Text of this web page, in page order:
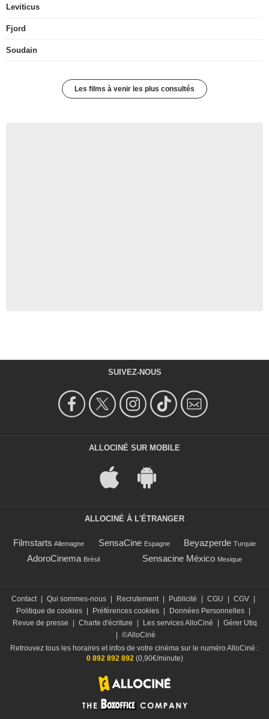
Leviticus
Fjord
Soudain
Les films à venir les plus consultés
SUIVEZ-NOUS
ALLOCINÉ SUR MOBILE
ALLOCINÉ À L'ÉTRANGER
Filmstarts Allemagne SensaCine Espagne Beyazperde Turquie
AdoroCinema Brésil Sensacine México Mexique
Contact | Qui sommes-nous | Recrutement | Publicité | CGU | CGV |
Politique de cookies | Préférences cookies | Données Personnelles |
Revue de presse
| Charte d'écriture | Les services AlloCiné | Gérer Utiq
| ©AlloCiné
Retrouvez tous les horaires et infos de votre cinéma sur le numéro AlloCiné :
0 892 892 892(0,90€/minute)